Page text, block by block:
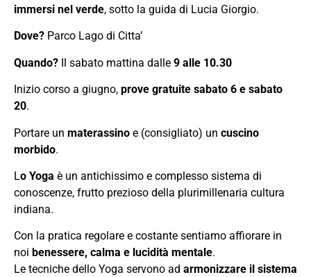
immersi nel verde, sotto la guida di Lucia Giorgio.
Dove? Parco Lago di Citta’
Quando? Il sabato mattina dalle 9 alle 10.30
Inizio corso a giugno, prove gratuite sabato 6 e sabato
20.
Portare un materassino e (consigliato) un cuscino
morbido.
Lo Yoga è un antichissimo e complesso sistema di
conoscenze, frutto prezioso della plurimillenaria cultura
indiana.
Con la pratica regolare e costante sentiamo affiorare in
noi benessere, calma e lucidità mentale.
Le tecniche dello Yoga servono ad armonizzare il sistema